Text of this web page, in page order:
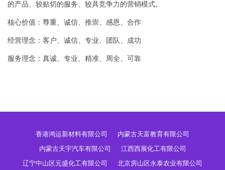
的产品、较贴切的服务、较具竞争力的营销模式。
核心价值：尊重、诚信、推崇、感恩、合作
经营理念：客户、诚信、专业、团队、成功
服务理念：真诚、专业、精准、周全、可靠
香港鸿运新材料有限公司
内蒙古天富教育有限公司
内蒙古天宇汽车有限公司
江西西展化工有限公司
辽宁中山区元盛化工有限公司
北京房山区永泰农业有限公司